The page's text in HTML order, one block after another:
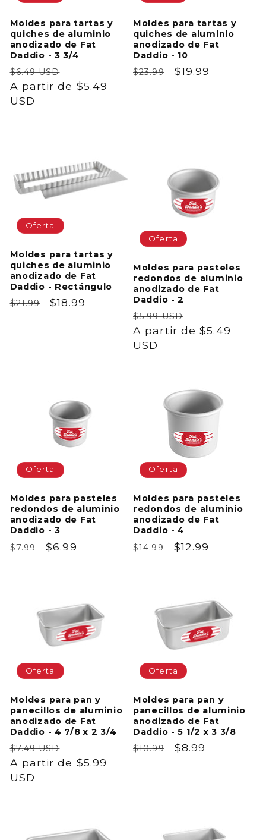
Moldes para tartas y
quiches de aluminio
anodizado de Fat
Daddio - 3 3/4
Precio
habitual
$6.49 USD
de
A partir de $5.49
USD
Moldes para tartas y
quiches de aluminio
anodizado de Fat
Daddio - 10
Precio
$23.99
Precio
$19.99
Oferta
Moldes para tartas y
quiches de aluminio
anodizado de Fat
Daddio - Rectángulo
Precio
$21.99
Precio
$18.99
Oferta
Moldes para pasteles
redondos de aluminio
anodizado de Fat
Daddio - 2
Precio
habitual
$5.99 USD
de
A partir de $5.49
USD
Oferta
Moldes para pasteles
redondos de aluminio
anodizado de Fat
Daddio - 3
Precio
$7.99
Precio
$6.99
Oferta
Moldes para pasteles
redondos de aluminio
anodizado de Fat
Daddio - 4
Precio
$14.99
Precio
$12.99
Oferta
Moldes para pan y
panecillos de aluminio
anodizado de Fat
Daddio - 4 7/8 x 2 3/4
Precio
habitual
$7.49 USD
de
A partir de $5.99
USD
Oferta
Moldes para pan y
panecillos de aluminio
anodizado de Fat
Daddio - 5 1/2 x 3 3/8
Precio
$10.99
Precio
$8.99